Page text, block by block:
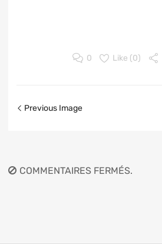
0 Like (0)
Previous Image
COMMENTAIRES FERMÉS.